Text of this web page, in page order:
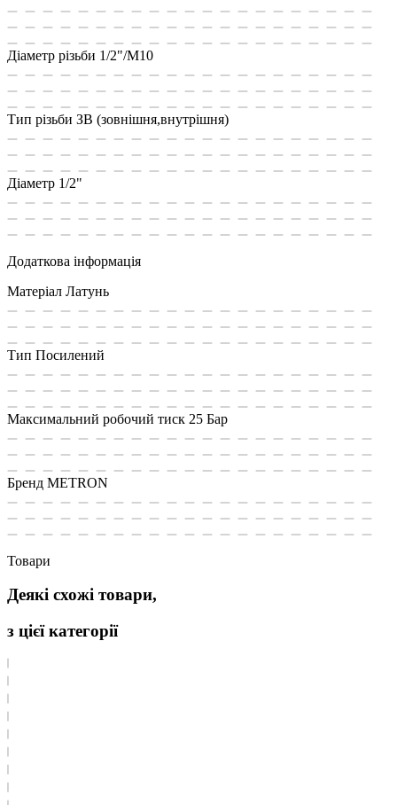
Діаметр різьби 1/2"/М10
Тип різьби ЗВ (зовнішня,внутрішня)
Діаметр 1/2"
Додаткова інформація
Матеріал Латунь
Тип Посилений
Максимальний робочий тиск 25 Бар
Бренд METRON
Товари
Деякі схожі товари,
з цієї категорії